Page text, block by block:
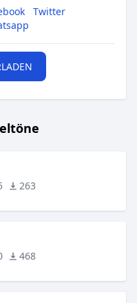
Twitter
263
468